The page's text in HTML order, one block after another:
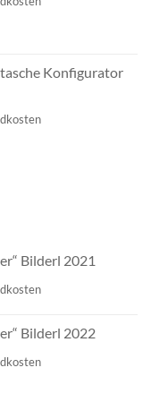
Konfigurator
Bilderl 2021
Bilderl 2022